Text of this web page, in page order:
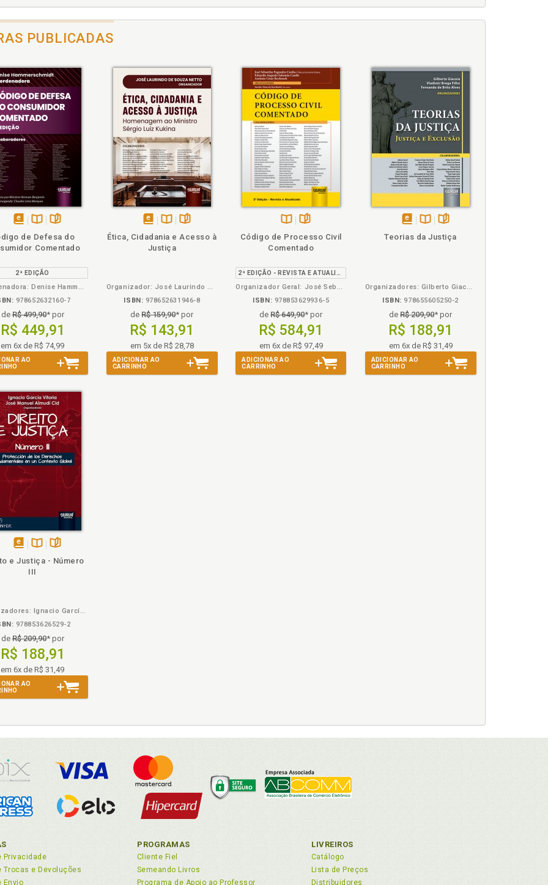
PUBLICADAS
em
na
de Defesa do
Comentado
2ª EDIÇÃO
Coordenadora: Denise Hammerschmidt
978652632160-7
deR$ 499,90* por
R$ 449,91
em 6x de R$ 74,99
AO
em
eBook
na
B.V.
Ética, Cidadania e Acesso à
Justiça
Organizador: José Laurindo de Souza Netto
ISBN: 978652631946-8
deR$ 159,90* por
R$ 143,91
em 5x de R$ 28,78
ADICIONAR AO
CARRINHO
Código de Processo Civil
Comentado
Organizador Geral: José Sebastião Fagundes Cunha - Organizadores: Eduardo Augusto Salomão Cambi e Antônio César Bochenek
ISBN: 978853629936-5
deR$ 649,90* por
R$ 584,91
em 6x de R$ 97,49
ADICIONAR AO
CARRINHO
Folheie
Teorias da Justiça
Organizadores: Gilberto Giacoia, Vladimir Brega Filho e Fernando de Brito Alves
ISBN: 978655605250-2
deR$ 209,90* por
R$ 188,91
em 6x de R$ 31,49
ADICIONAR AO
CARRINHO
na
e Justiça - Número
III
Organizadores: Ignacio García Vitoria e José Manuel Almudí Cid
978853626529-2
deR$ 209,90* por
R$ 188,91
em 6x de R$ 31,49
AO
Privacidade
Trocas e Devoluções
Envio
PROGRAMAS
Cliente Fiel
Semeando Livros
Programa de Apoio ao Professor
LIVREIROS
Catálogo
Lista de Preços
Distribuidores